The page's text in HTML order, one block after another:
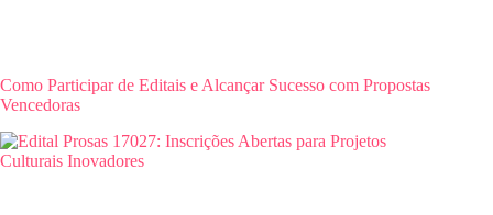
Como Participar de Editais e Alcançar Sucesso com Propostas
Vencedoras